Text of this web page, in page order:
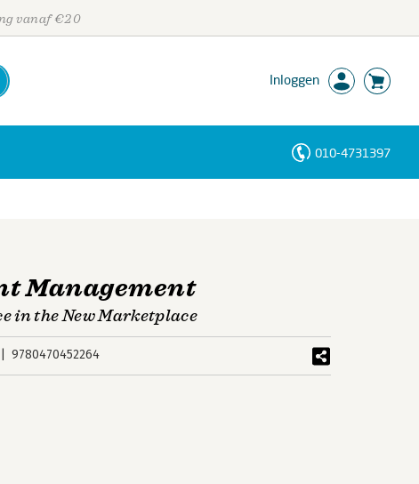
vanaf €20
Inloggen
010-4731397
Management
in the New Marketplace
9780470452264
Personen